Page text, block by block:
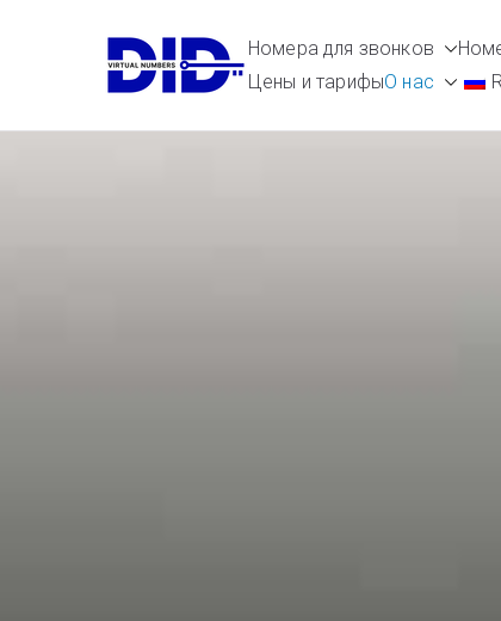
содержимому
Виртуальные номера
Номера для звонков
Цены и тарифыО нас